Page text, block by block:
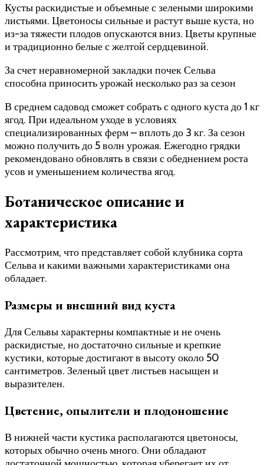
Кусты раскидистые и объемные с зелеными широкими
листьями. Цветоносы сильные и растут выше куста, но
из-за тяжести плодов опускаются вниз. Цветы крупные
и традиционно белые с желтой сердцевиной.
За счет неравномерной закладки почек Сельва
способна приносить урожай несколько раз за сезон
В среднем садовод сможет собрать с одного куста до 1 кг
ягод. При идеальном уходе в условиях
специализированных ферм – вплоть до 3 кг. За сезон
можно получить до 5 волн урожая. Ежегодно грядки
рекомендовано обновлять в связи с обеднением роста
усов и уменьшением количества ягод.
Ботаническое описание и
характеристика
Рассмотрим, что представляет собой клубника сорта
Сельва и какими важными характеристиками она
обладает.
Размеры и внешний вид куста
Для Сельвы характерны компактные и не очень
раскидистые, но достаточно сильные и крепкие
кустики, которые достигают в высоту около 50
сантиметров. Зеленый цвет листьев насыщен и
выразителен.
Цветение, опылители и плодоношение
В нижней части кустика располагаются цветоносы,
которых обычно очень много. Они обладают